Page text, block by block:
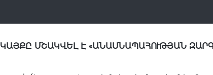
ԿԱՅՔԸ ՄՇԱԿՎԵԼ Է «ԱՆԱՍՆԱՊԱՀՈՒԹՅԱՆ